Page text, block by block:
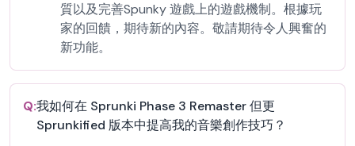
質以及完善Spunky 遊戲上的遊戲機制。根據玩
家的回饋，期待新的內容。敬請期待令人興奮的
新功能。
Q:我如何在 Sprunki Phase 3 Remaster 但更
Sprunkified 版本中提高我的音樂創作技巧？